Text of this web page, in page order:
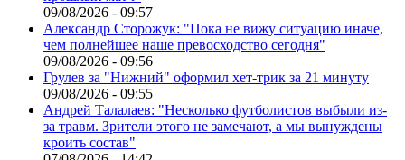
09/08/2026 - 09:57
Александр Сторожук: "Пока не вижу ситуацию иначе,
чем полнейшее наше превосходство сегодня"
09/08/2026 - 09:56
Грулев за "Нижний" оформил хет-трик за 21 минуту
09/08/2026 - 09:55
Андрей Талалаев: "Несколько футболистов выбыли из-
за травм. Зрители этого не замечают, а мы вынуждены
кроить состав"